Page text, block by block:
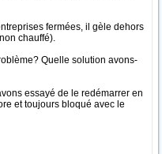
fermées, il gèle dehors
chauffé).
Quelle solution avons-
essayé de le redémarrer en
et toujours bloqué avec le